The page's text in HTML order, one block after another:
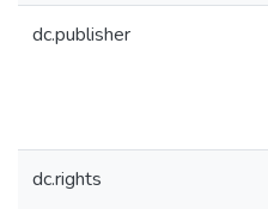
dc.publisher
dc.rights